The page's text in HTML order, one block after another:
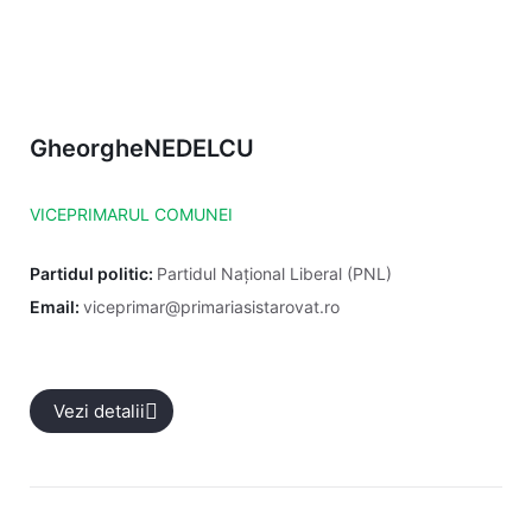
GheorgheNEDELCU
VICEPRIMARUL COMUNEI
Partidul politic: Partidul Național Liberal (PNL)
Email: viceprimar@primariasistarovat.ro
Vezi detalii